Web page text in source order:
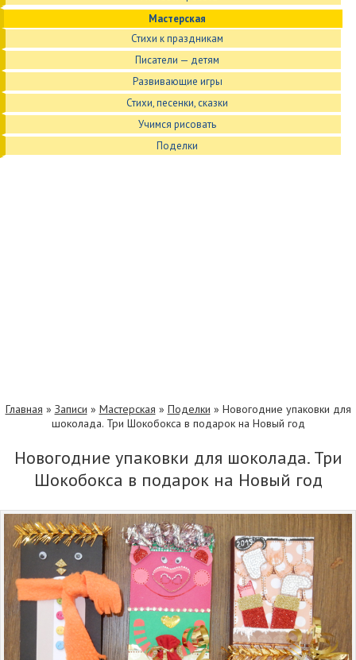
Мастерская
Стихи к праздникам
Писатели — детям
Развивающие игры
Стихи, песенки, сказки
Учимся рисовать
Поделки
Главная » Записи » Мастерская » Поделки » Новогодние упаковки для
шоколада. Три Шокобокса в подарок на Новый год
Новогодние упаковки для шоколада. Три
Шокобокса в подарок на Новый год